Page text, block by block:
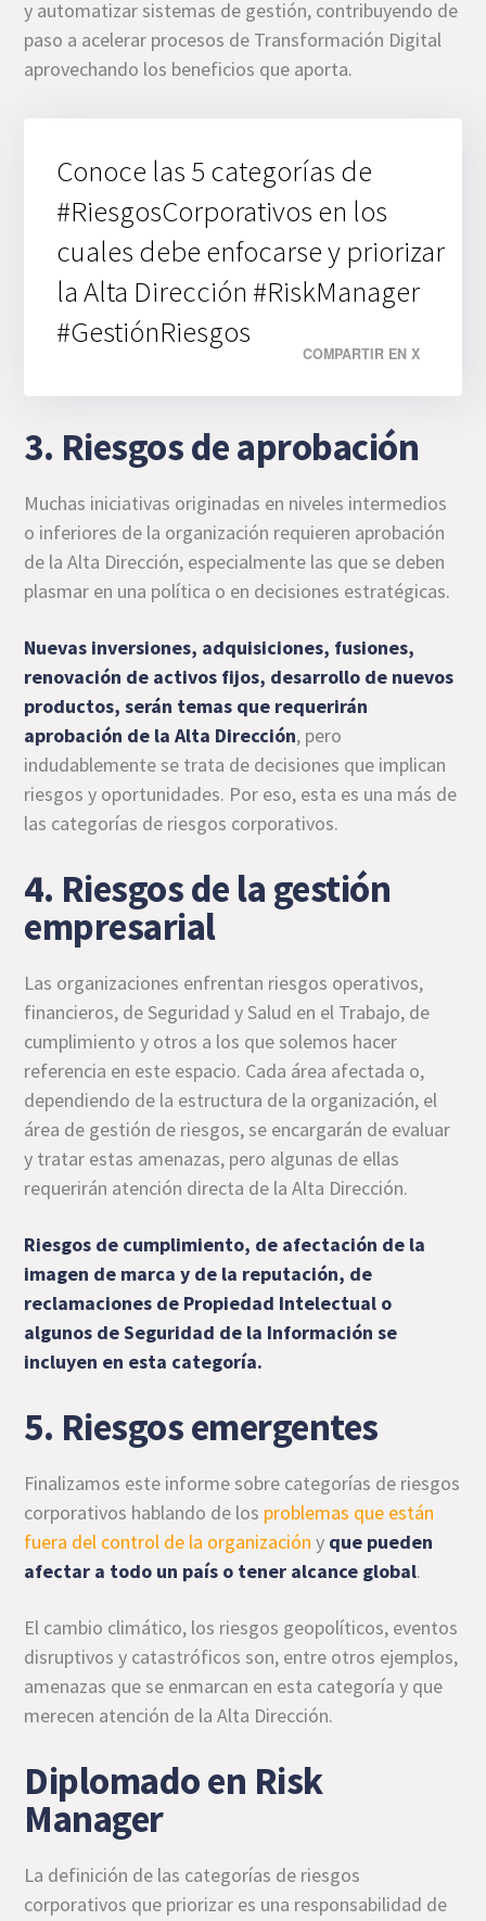
y automatizar sistemas de gestión, contribuyendo de
paso a acelerar procesos de Transformación Digital
aprovechando los beneficios que aporta.
Conoce las 5 categorías de
#RiesgosCorporativos en los
cuales debe enfocarse y priorizar
la Alta Dirección #RiskManager
#GestiónRiesgos
COMPARTIR EN X
3. Riesgos de aprobación
Muchas iniciativas originadas en niveles intermedios
o inferiores de la organización requieren aprobación
de la Alta Dirección, especialmente las que se deben
plasmar en una política o en decisiones estratégicas.
Nuevas inversiones, adquisiciones, fusiones,
renovación de activos fijos, desarrollo de nuevos
productos, serán temas que requerirán
aprobación de la Alta Dirección, pero
indudablemente se trata de decisiones que implican
riesgos y oportunidades. Por eso, esta es una más de
las categorías de riesgos corporativos.
4. Riesgos de la gestión
empresarial
Las organizaciones enfrentan riesgos operativos,
financieros, de Seguridad y Salud en el Trabajo, de
cumplimiento y otros a los que solemos hacer
referencia en este espacio. Cada área afectada o,
dependiendo de la estructura de la organización, el
área de gestión de riesgos, se encargarán de evaluar
y tratar estas amenazas, pero algunas de ellas
requerirán atención directa de la Alta Dirección.
Riesgos de cumplimiento, de afectación de la
imagen de marca y de la reputación, de
reclamaciones de Propiedad Intelectual o
algunos de Seguridad de la Información se
incluyen en esta categoría.
5. Riesgos emergentes
Finalizamos este informe sobre categorías de riesgos
corporativos hablando de los problemas que están
fuera del control de la organización y que pueden
afectar a todo un país o tener alcance global.
El cambio climático, los riesgos geopolíticos, eventos
disruptivos y catastróficos son, entre otros ejemplos,
amenazas que se enmarcan en esta categoría y que
merecen atención de la Alta Dirección.
Diplomado en Risk
Manager
La definición de las categorías de riesgos
corporativos que priorizar es una responsabilidad de